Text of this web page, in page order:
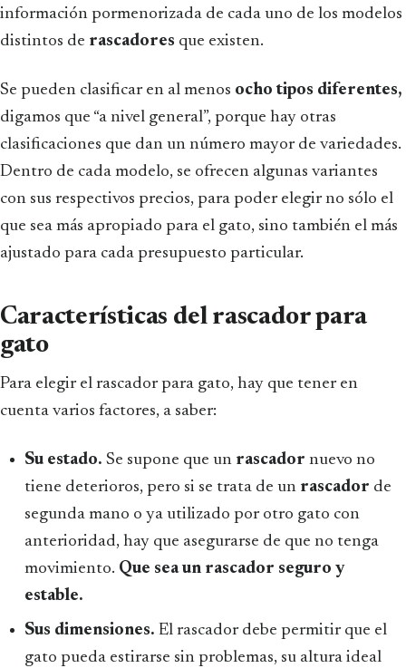
información pormenorizada de cada uno de los modelos
distintos de rascadores que existen.
Se pueden clasificar en al menos ocho tipos diferentes,
digamos que “a nivel general”, porque hay otras
clasificaciones que dan un número mayor de variedades.
Dentro de cada modelo, se ofrecen algunas variantes
con sus respectivos precios, para poder elegir no sólo el
que sea más apropiado para el gato, sino también el más
ajustado para cada presupuesto particular.
Características del rascador para
gato
Para elegir el rascador para gato, hay que tener en
cuenta varios factores, a saber:
Su estado. Se supone que un rascador nuevo no
tiene deterioros, pero si se trata de un rascador de
segunda mano o ya utilizado por otro gato con
anterioridad, hay que asegurarse de que no tenga
movimiento. Que sea un rascador seguro y
estable.
Sus dimensiones. El rascador debe permitir que el
gato pueda estirarse sin problemas, su altura ideal